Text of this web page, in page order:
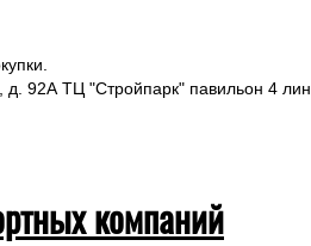
д. 92А ТЦ "Стройпарк" павильон 4
компаний